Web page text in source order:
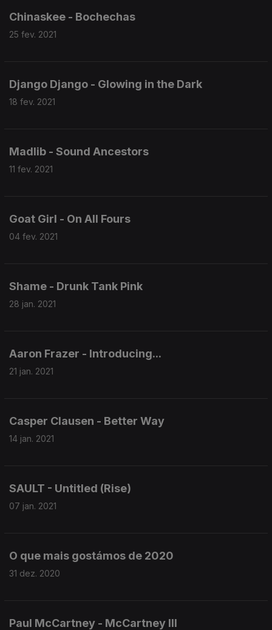
Chinaskee - Bochechas
25 fev. 2021
Django Django - Glowing in the Dark
18 fev. 2021
Madlib - Sound Ancestors
11 fev. 2021
Goat Girl - On All Fours
04 fev. 2021
Shame - Drunk Tank Pink
28 jan. 2021
Aaron Frazer - Introducing...
21 jan. 2021
Casper Clausen - Better Way
14 jan. 2021
SAULT - Untitled (Rise)
07 jan. 2021
O que mais gostámos de 2020
31 dez. 2020
Paul McCartney - McCartney III